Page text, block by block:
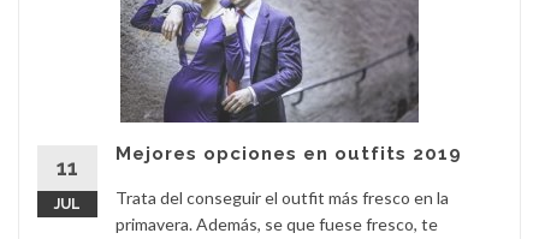
11
JUL
Mejores opciones en outfits 2019
Trata del conseguir el outfit más fresco en la
primavera. Además, se que fuese fresco, te